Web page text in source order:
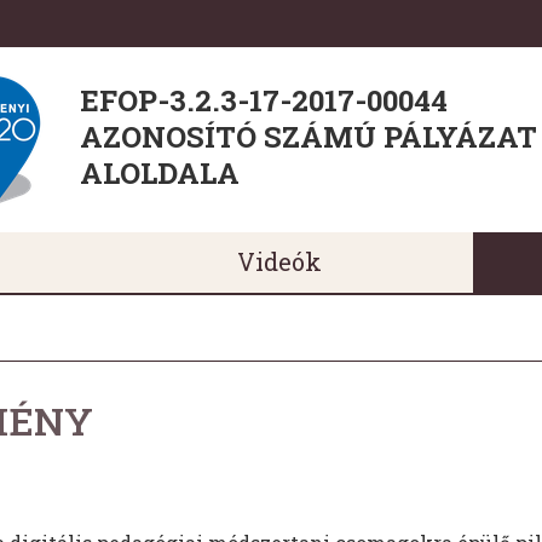
EFOP-3.2.3-17-2017-00044
AZONOSÍTÓ SZÁMÚ PÁLYÁZAT
ALOLDALA
Videók